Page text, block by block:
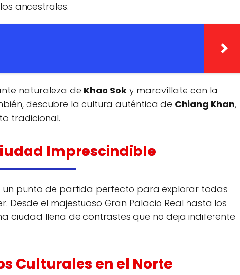
ancestrales.
naturaleza de Khao Sok y maravíllate con la
descubre la cultura auténtica de Chiang Khan,
tradicional.
Imprescindible
un punto de partida perfecto para explorar todas
Desde el majestuoso Gran Palacio Real hasta los
ciudad llena de contrastes que no deja indiferente
Culturales en el Norte